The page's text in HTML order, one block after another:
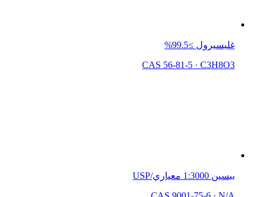
غليسيرول ≥99.5%
CAS 56-81-5 · C3H8O3
ببسين 1:3000 معياري/USP